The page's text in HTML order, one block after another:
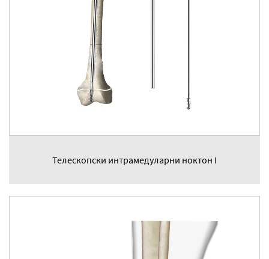
Телескопски интрамедуларни ноктон I